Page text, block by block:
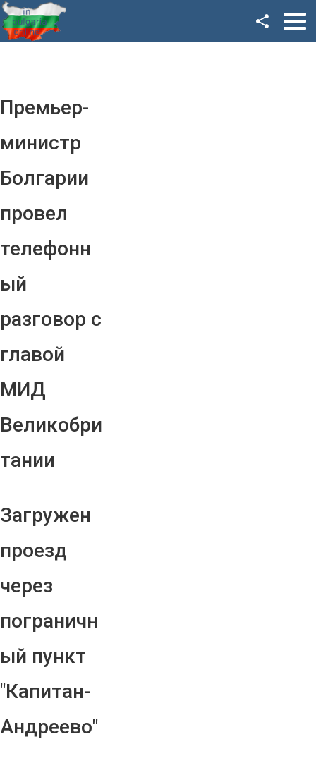
Премьер-
министр
Болгарии
провел
телефонн
ый
разговор с
главой
МИД
Великобри
тании
Загружен
проезд
через
пограничн
ый пункт
"Капитан-
Андреево"